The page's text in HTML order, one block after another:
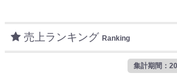
売上ランキング Ranking
集計期間：